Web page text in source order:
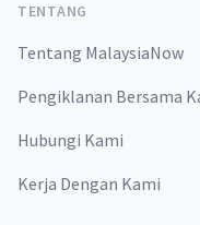
TENTANG
Tentang MalaysiaNow
Pengiklanan Bersama
Hubungi Kami
Kerja Dengan Kami